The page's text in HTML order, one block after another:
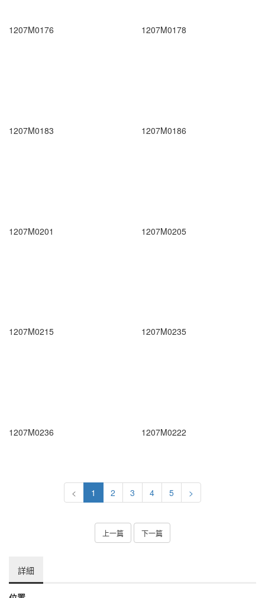
1207M0176 1207M0178
1207M0183 1207M0186
1207M0201 1207M0205
1207M0215 1207M0235
1207M0236 1207M0222
< 1 2 3 4 5 >
上一篇 下一篇
詳細